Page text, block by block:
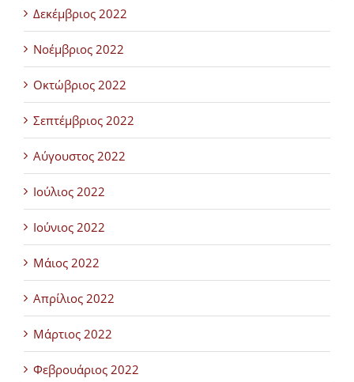
Δεκέμβριος 2022
Νοέμβριος 2022
Οκτώβριος 2022
Σεπτέμβριος 2022
Αύγουστος 2022
Ιούλιος 2022
Ιούνιος 2022
Μάιος 2022
Απρίλιος 2022
Μάρτιος 2022
Φεβρουάριος 2022